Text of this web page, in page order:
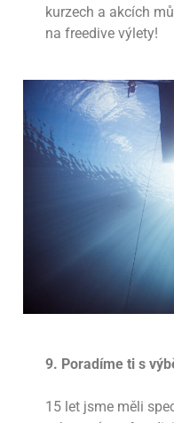
kurzech a akcích
na freedive výlety!
9. Poradíme ti s
15 let jsme měli